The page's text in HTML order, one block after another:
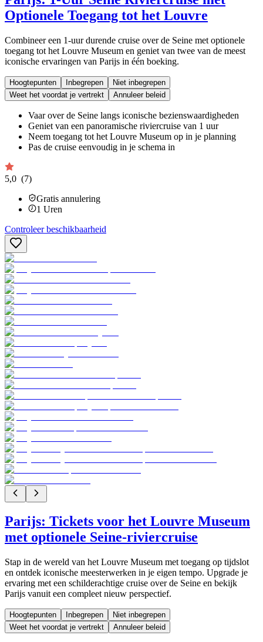
Optionele Toegang tot het Louvre
Combineer een 1-uur durende cruise over de Seine met optionele
toegang tot het Louvre Museum en geniet van twee van de meest
iconische ervaringen van Parijs in één boeking.
Hoogtepunten Inbegrepen
Niet inbegrepen
Weet het voordat je vertrekt
Annuleer beleid
Vaar over de Seine langs iconische bezienswaardigheden
Geniet van een panoramische riviercruise van 1 uur
Neem toegang tot het Louvre Museum op in je planning
Pas de cruise eenvoudig in je schema in
5,0 (7)
Gratis annulering
1 Uren
Controleer beschikbaarheid
Parijs: Tickets voor het Louvre Museum
met optionele Seine-riviercruise
Stap in de wereld van het Louvre Museum met toegang op tijdslot
en ontdek iconische meesterwerken in je eigen tempo. Upgrade je
ervaring met een schilderachtige cruise over de Seine en bekijk
Parijs vanuit een compleet nieuw perspectief.
Hoogtepunten Inbegrepen
Niet inbegrepen
Weet het voordat je vertrekt
Annuleer beleid